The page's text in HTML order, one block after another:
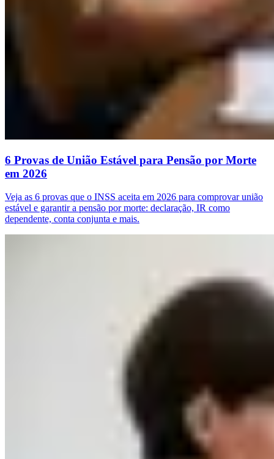
6 Provas de União Estável para Pensão por Morte
em 2026
Veja as 6 provas que o INSS aceita em 2026 para comprovar união
estável e garantir a pensão por morte: declaração, IR como
dependente, conta conjunta e mais.